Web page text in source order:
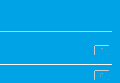
3
8